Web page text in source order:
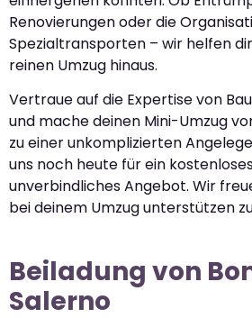
Renovierungen oder die
Spezialtransporten – wir helfen
reinen Umzug hinaus.
Vertraue auf die Expertise von
und mache deinen Mini-Umzug
zu einer unkomplizierten
uns noch heute für ein
unverbindliches Angebot. Wir
bei deinem Umzug unterstützen
Beiladung von
Salerno